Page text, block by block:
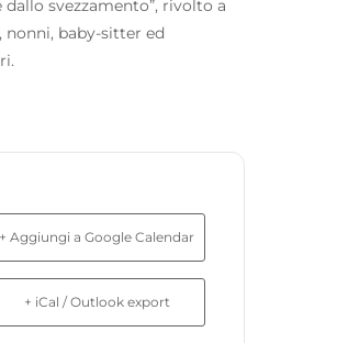
dallo svezzamento”, rivolto a
nonni, baby-sitter ed
+ Aggiungi a Google Calendar
+ iCal / Outlook export